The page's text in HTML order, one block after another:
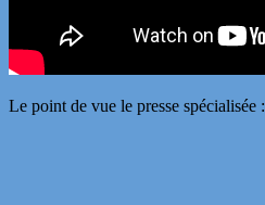
Le point de vue le presse spécialisée :